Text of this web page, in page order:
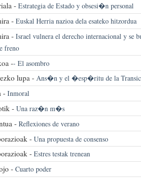
- Estrategia de Estado y obsesi�n personal
- Euskal Herria nazioa dela esateko hitzordua
- Israel vulnera el derecho internacional y se
freno
-- El asombro
lupa - Ans�n y el �esp�ritu de la
- Inmoral
- Una raz�n m�s
- Reflexiones de verano
- Una propuesta de consenso
- Estres testak trenean
- Cuarto poder